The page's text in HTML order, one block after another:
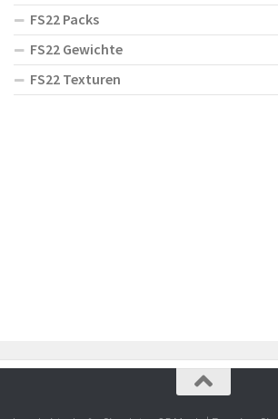
FS22 Packs
FS22 Gewichte
FS22 Texturen